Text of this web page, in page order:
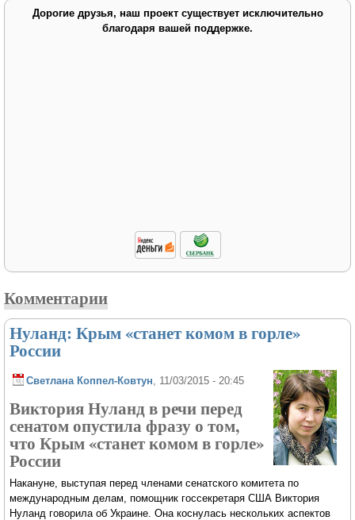
Дорогие друзья, наш проект существует исключительно
благодаря вашей поддержке.
Комментарии
Нуланд: Крым «станет комом в горле»
России
Светлана Коппел-Ковтун, 11/03/2015 - 20:45
Виктория Нуланд в речи перед
сенатом опустила фразу о том,
что Крым «станет комом в горле»
России
Накануне, выступая перед членами сенатского комитета по
международным делам, помощник госсекретаря США Виктория
Нуланд говорила об Украине. Она коснулась нескольких аспектов